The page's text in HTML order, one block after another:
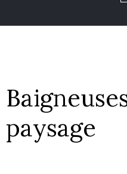
paysage